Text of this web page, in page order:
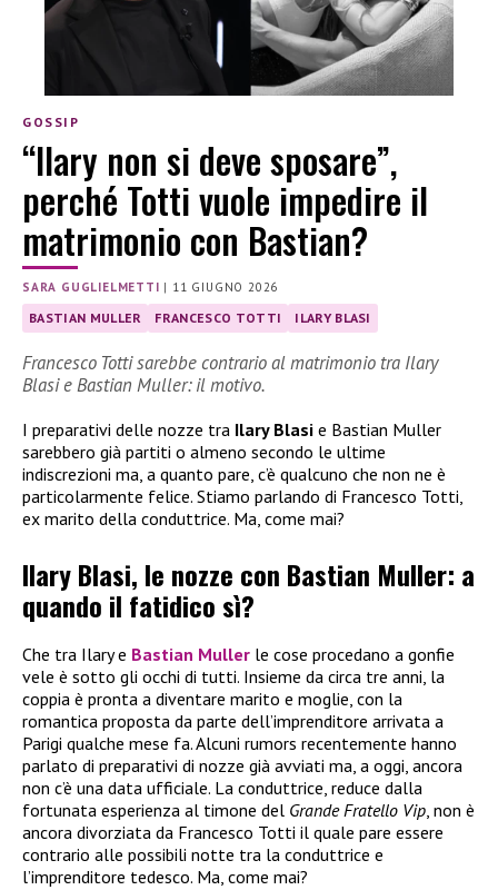
GOSSIP
“Ilary non si deve sposare”,
perché Totti vuole impedire il
matrimonio con Bastian?
SARA GUGLIELMETTI | 11 GIUGNO 2026
BASTIAN MULLER FRANCESCO TOTTI ILARY BLASI
Francesco Totti sarebbe contrario al matrimonio tra Ilary
Blasi e Bastian Muller: il motivo.
I preparativi delle nozze tra Ilary Blasi e Bastian Muller
sarebbero già partiti o almeno secondo le ultime
indiscrezioni ma, a quanto pare, c’è qualcuno che non ne è
particolarmente felice. Stiamo parlando di Francesco Totti,
ex marito della conduttrice. Ma, come mai?
Ilary Blasi, le nozze con Bastian Muller: a
quando il fatidico sì?
Che tra Ilary e Bastian Muller le cose procedano a gonfie
vele è sotto gli occhi di tutti. Insieme da circa tre anni, la
coppia è pronta a diventare marito e moglie, con la
romantica proposta da parte dell’imprenditore arrivata a
Parigi qualche mese fa. Alcuni rumors recentemente hanno
parlato di preparativi di nozze già avviati ma, a oggi, ancora
non c’è una data ufficiale. La conduttrice, reduce dalla
fortunata esperienza al timone del Grande Fratello Vip, non è
ancora divorziata da Francesco Totti il quale pare essere
contrario alle possibili notte tra la conduttrice e
l’imprenditore tedesco. Ma, come mai?